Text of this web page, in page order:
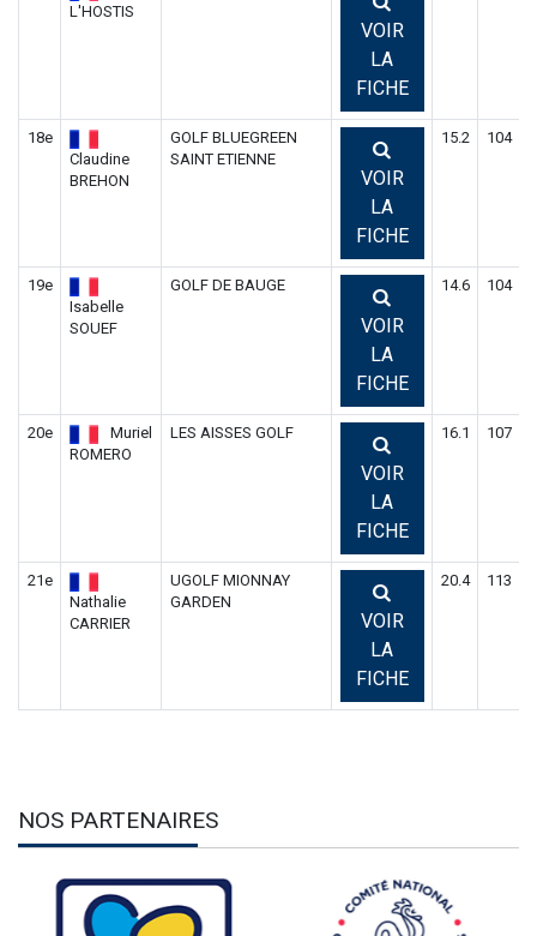
L'HOSTIS
VOIR
LA
FICHE
18e
Claudine
BREHON
GOLF BLUEGREEN
SAINT ETIENNE
VOIR
LA
FICHE
15.2 104
19e
Isabelle
SOUEF
GOLF DE BAUGE
VOIR
LA
FICHE
14.6 104
20e
Muriel
ROMERO
LES AISSES GOLF
VOIR
LA
FICHE
16.1 107
21e
Nathalie
CARRIER
UGOLF MIONNAY
GARDEN
VOIR
LA
FICHE
20.4 113
NOS PARTENAIRES